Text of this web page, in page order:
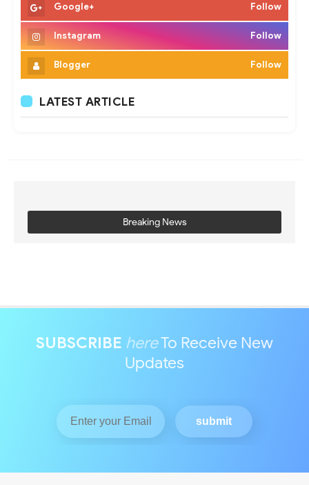
Google+ Follow
Instagram Follow
Blogger Follow
LATEST ARTICLE
Breaking News
SUBSCRIBE hereTo Receive New
Updates